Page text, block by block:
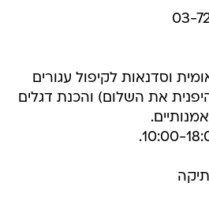
וסדנאות לקיפול עגורים
את השלום) והכנת דגלים